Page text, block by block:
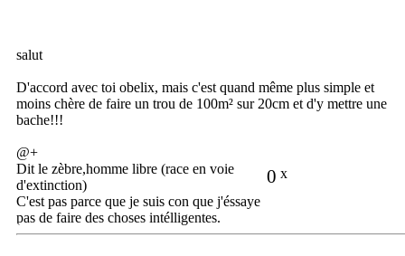
salut
D'accord avec toi obelix, mais c'est quand même plus simple et
moins chère de faire un trou de 100m² sur 20cm et d'y mettre une
bache!!!
@+
0 x
Dit le zèbre,homme libre (race en voie
d'extinction)
C'est pas parce que je suis con que j'éssaye
pas de faire des choses intélligentes.